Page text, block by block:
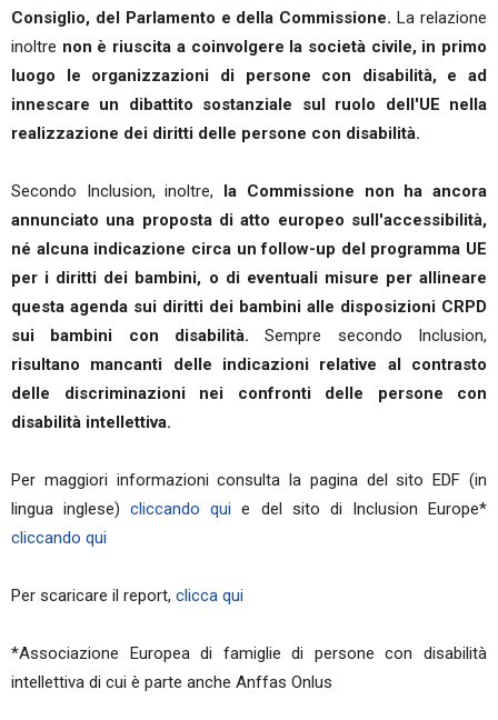
Consiglio, del Parlamento e della Commissione.La relazione
inoltre non è riuscita a coinvolgere la società civile, in primo
luogo le organizzazioni di persone con disabilità, e ad
innescare un dibattito sostanziale sul ruolo dell'UE nella
realizzazione dei diritti delle persone con disabilità.
Secondo Inclusion, inoltre, la Commissione non ha ancora
annunciato una proposta di atto europeo sull'accessibilità,
né alcuna indicazione circa un follow-up del programma UE
per i diritti dei bambini, o di eventuali misure per allineare
questa agenda sui diritti dei bambini alle disposizioni CRPD
sui bambini con disabilità.Sempre secondo Inclusion,
risultano mancanti delle indicazioni relative al contrasto
delle discriminazioni nei confronti delle persone con
disabilità intellettiva.
Per maggiori informazioni consulta la pagina del sito EDF (in
lingua inglese)cliccando qui e del sito di Inclusion Europe*
cliccando qui
Per scaricare il report, clicca qui
*Associazione Europea di famiglie di persone con disabilità
intellettiva di cui è parte anche Anffas Onlus